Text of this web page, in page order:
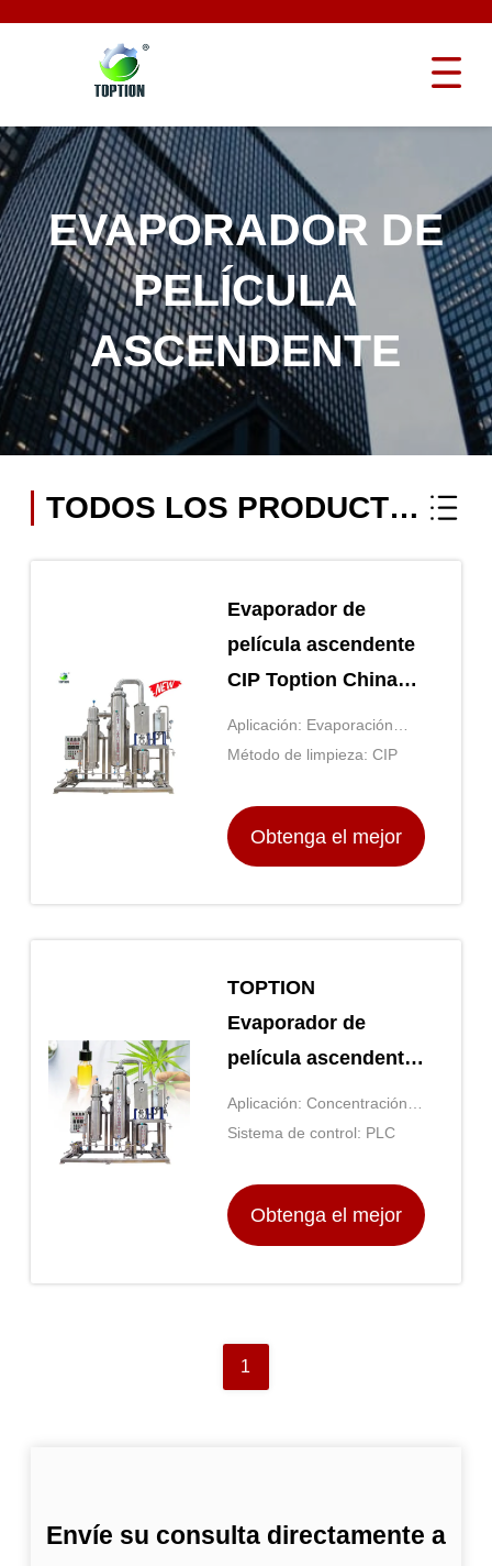
EVAPORADOR DE
PELÍCULA
ASCENDENTE
TODOS LOS PRODUCTOS
Evaporador de
película ascendente
CIP Toption China
Evaporador de acero
inoxidable
Aplicación: Evaporación
líquida
Método de limpieza: CIP
Obtenga el mejor
TOPTION
Evaporador de
película ascendente
Evaporación de
película ascendente
Aplicación: Concentración
de productos líquidosSistema de control: PLC
Obtenga el mejor
1
Envíe su consulta directamente a